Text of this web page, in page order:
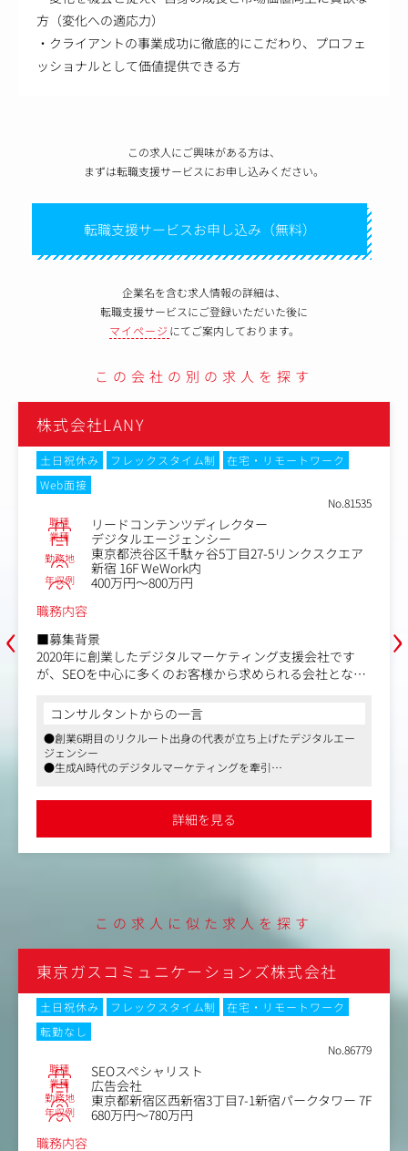
方（変化への適応力）
・クライアントの事業成功に徹底的にこだわり、プロフェ
ッショナルとして価値提供できる方
この求人にご興味がある方は、
まずは転職支援サービスにお申し込みください。
転職支援サービスお申し込み（無料）
企業名を含む求人情報の詳細は、
転職支援サービスにご登録いただいた後に
マイページ にてご案内しております。
この会社の別の求人を探す
‹
株式会社LANY
土日祝休み フレックスタイム制
在宅・リモートワーク
Web面接
No.81433
職種 SEO/LLMOアソシエイト
業種 デジタルエージェンシー
勤務地
東京都渋谷区千駄ヶ谷5丁目27-5リンクスクエア
新宿 16F WeWork内
年収例
400万円～600万円
職務内容
■職務内容：アソシエイト・コンサルタント
まずは先輩コンサルタントのサポート（アソシエイト）業
務からスタートし、デジタルマーケティングの基礎とAI検
【具体的には】
①分析業務
事業成長を成し遂げる筋の良い戦略を立案するために、必
要な分析を行います。自社・競合・市場の3C分析を中心
多角的な分析を行います。
態を目指していただきます。
③ドキュメンテーション業務
コンサルタントの指示のもと、各種資料の作成サポートを
行います。コンサルティングにおけるドキュメントは納品
物にもなるため、ドキュメンテーションを通して、論理的
思考力や戦略思考を身につけていただきます。
クライアントとの定例会の議事録作成や、スケジュールの
管理など、プロジェクトが円滑に進むようサポートしま
す。
※ゆくゆくは、メインのコンサルタントとして、クライア
ントの事業課題解決に向けた全体戦略の立案・実行をお任
コンサルタントからの一言
●創業6期目のリクルート出身の代表が立ち上げたデジタルエー
ジェンシー
●生成AI時代のデジタルマーケティングを牽引
詳細を見る
›
この求人に似た求人を探す
会社
ワーク
クタワー 7F
株式会社オプト
土日祝休み フレックスタイム制
在宅・リモート
職種 GEO・SEOコンサルタント
業種
勤務地 東京都千代田区四番町6東急番町ビル5F
年収例
450万円～700万円